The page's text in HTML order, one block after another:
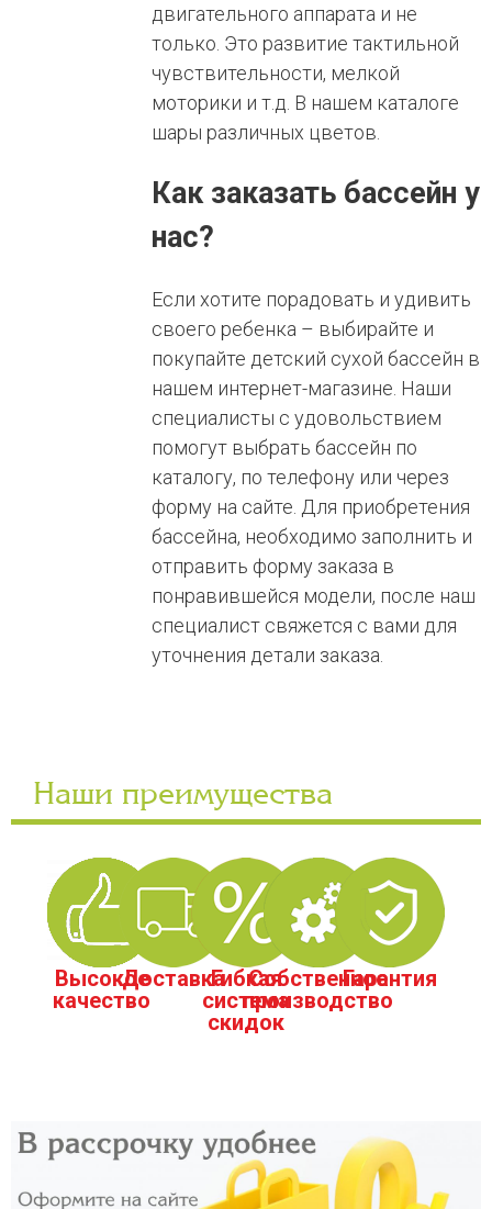
двигательного аппарата и не
только. Это развитие тактильной
чувствительности, мелкой
моторики и т.д. В нашем каталоге
шары различных цветов.
Как заказать бассейн у
нас?
Если хотите порадовать и удивить
своего ребенка – выбирайте и
покупайте детский сухой бассейн в
нашем интернет-магазине. Наши
специалисты с удовольствием
помогут выбрать бассейн по
каталогу, по телефону или через
форму на сайте. Для приобретения
бассейна, необходимо заполнить и
отправить форму заказа в
понравившейся модели, после наш
специалист свяжется с вами для
уточнения детали заказа.
Наши преимущества
Высокое
качество
ДоставкаГибкая
система
скидок
Собственное
производство
Гарантия